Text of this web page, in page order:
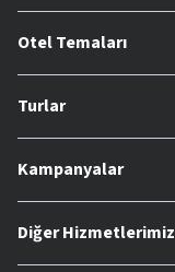
Otel Temaları
Turlar
Kampanyalar
Diğer Hizmetlerimiz